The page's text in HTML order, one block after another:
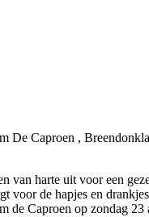
De Caproen ,
van harte uit voor een
voor de hapjes en
de Caproen op zondag